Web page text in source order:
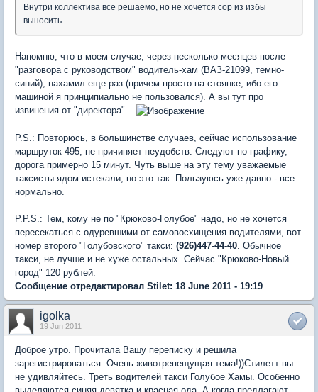
Внутри коллектива все решаемо, но не хочется сор из избы
выносить.
Напомню, что в моем случае, через несколько месяцев после
"разговора с руководством" водитель-хам (ВАЗ-21099, темно-
синий), нахамил еще раз (причем просто на стоянке, ибо его
машиной я принципиально не пользовался). А вы тут про
извинения от "директора"...
P.S.: Повторюсь, в большинстве случаев, сейчас использование
маршруток 495, не причиняет неудобств. Следуют по графику,
дорога примерно 15 минут. Чуть выше на эту тему уважаемые
таксисты ядом истекали, но это так. Пользуюсь уже давно - все
нормально.
P.P.S.: Тем, кому не по "Крюково-Голубое" надо, но не хочется
пересекаться с одуревшими от самовосхищения водителями, вот
номер второго "Голубовского" такси: (926)447-44-40. Обычное
такси, не лучше и не хуже остальных. Сейчас "Крюково-Новый
город" 120 рублей.
Сообщение отредактировал Stilet: 18 June 2011 - 19:19
igolka
19 Jun 2011
Доброе утро. Прочитала Вашу переписку и решила
зарегистрироваться. Очень животрепещущая тема!))Стилетт вы
не удивляйтесь. Треть водителей такси Голубое Хамы. Особенно